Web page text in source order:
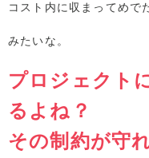
コスト内に収まってめで
みたいな。
プロジェクト
るよね？
その制約が守